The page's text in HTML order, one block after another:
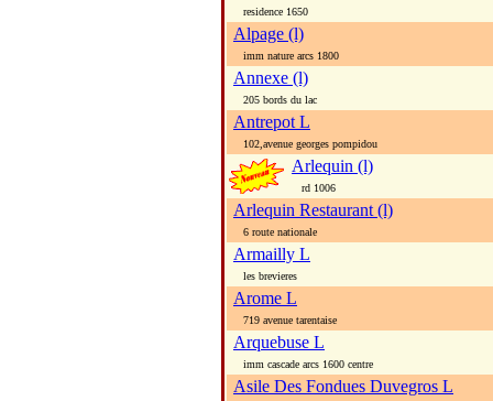
residence 1650
Alpage (l)
imm nature arcs 1800
Annexe (l)
205 bords du lac
Antrepot L
102,avenue georges pompidou
Arlequin (l)
rd 1006
Arlequin Restaurant (l)
6 route nationale
Armailly L
les brevieres
Arome L
719 avenue tarentaise
Arquebuse L
imm cascade arcs 1600 centre
Asile Des Fondues Duvegros L